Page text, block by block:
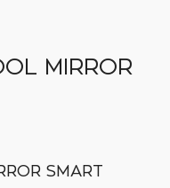
MIRROR
SMART